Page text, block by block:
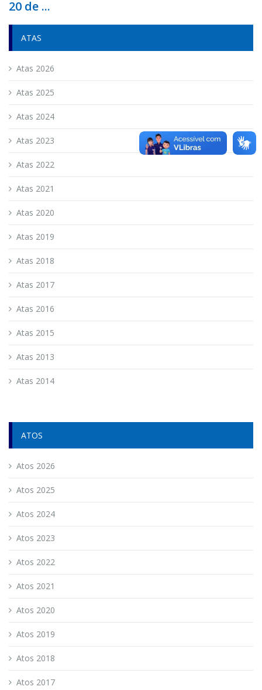
20 de ...
ATAS
Atas 2026
Atas 2025
Atas 2024
Atas 2023
Atas 2022
Atas 2021
Atas 2020
Atas 2019
Atas 2018
Atas 2017
Atas 2016
Atas 2015
Atas 2013
Atas 2014
ATOS
Atos 2026
Atos 2025
Atos 2024
Atos 2023
Atos 2022
Atos 2021
Atos 2020
Atos 2019
Atos 2018
Atos 2017